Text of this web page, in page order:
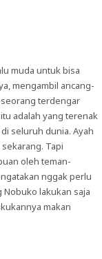
muda untuk bisa
mengambil ancang-
terdengar
adalah yang terenak
seluruh dunia. Ayah
Tapi
oleh teman-
nggak perlu
lakukan saja
makan